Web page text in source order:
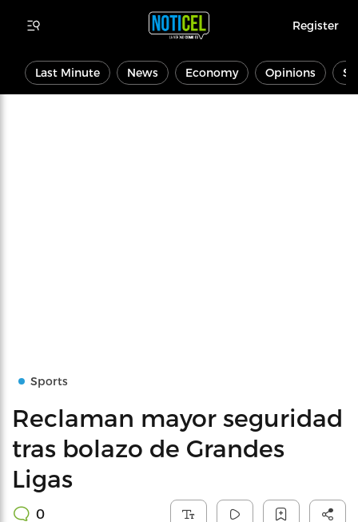
Register
Last Minute News Economy Opinions
Sports
Reclaman mayor seguridad
tras bolazo de Grandes
Ligas
0